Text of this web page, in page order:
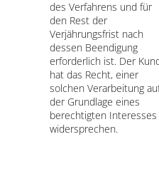
des Verfahrens und für
den Rest der
Verjährungsfrist nach
dessen Beendigung
erforderlich ist. Der
hat das Recht, einer
solchen Verarbeitung
der Grundlage eines
berechtigten Interesses
widersprechen.